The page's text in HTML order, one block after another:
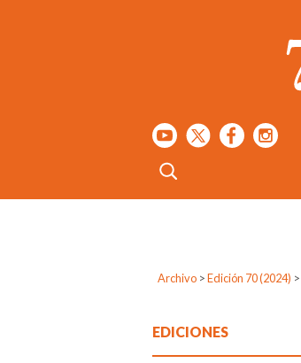
Archivo > Edición 70 (2024) >
EDICIONES